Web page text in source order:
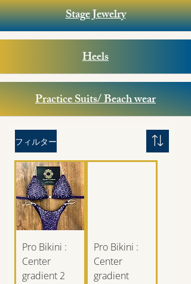
Stage Jewelry
Heels
Practice Suits/ Beach wear
フィルター
Pro Bikini :
Center
gradient 2
Pro Bikini :
Center
gradient